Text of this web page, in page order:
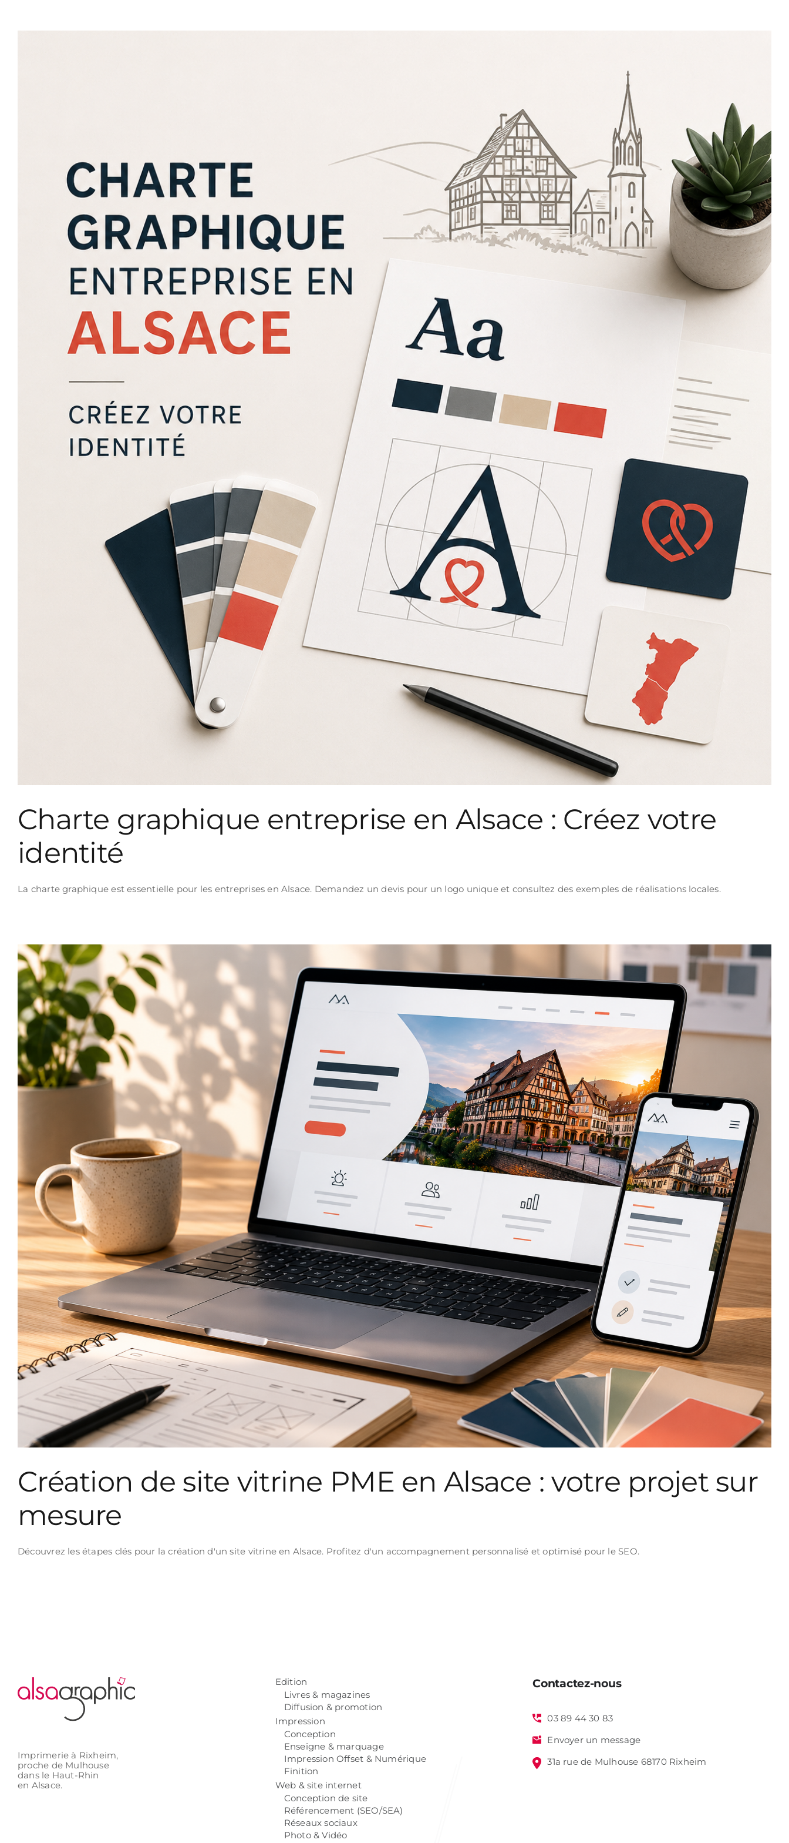
Charte graphique entreprise en Alsace : Créez votre
identité
La charte graphique est essentielle pour les entreprises en Alsace. Demandez un devis pour un logo unique et consultez des exemples de réalisations locales.
Création de site vitrine PME en Alsace : votre projet sur
mesure
Découvrez les étapes clés pour la création d'un site vitrine en Alsace. Profitez d'un accompagnement personnalisé et optimisé pour le SEO.
Imprimerie à Rixheim,
proche de Mulhouse
dans le Haut-Rhin
en Alsace.
Edition
Livres & magazines
Diffusion & promotion
Impression
Conception
Enseigne & marquage
Impression Offset & Numérique
Finition
Web & site internet
Conception de site
Référencement (SEO/SEA)
Réseaux sociaux
Photo & Vidéo
Contactez-nous
03 89 44 30 83
Envoyer un message
31a rue de Mulhouse 68170 Rixheim